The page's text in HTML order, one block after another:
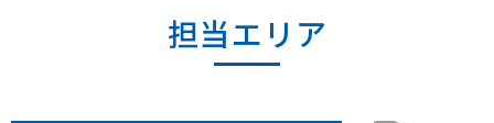
担当エリア